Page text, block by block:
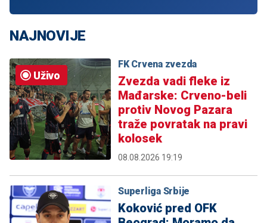
NAJNOVIJE
Uživo
FK Crvena zvezda
Zvezda vadi fleke iz
Mađarske: Crveno-beli
protiv Novog Pazara
traže povratak na pravi
kolosek
08.08.2026 19:19
Superliga Srbije
Koković pred OFK